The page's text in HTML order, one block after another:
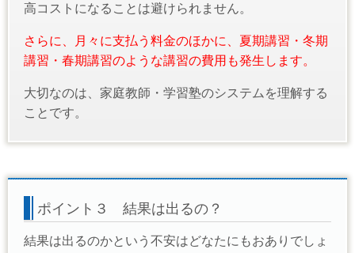
高コストになることは避けられません。
さらに、月々に支払う料金のほかに、夏期講習・冬期
講習・春期講習のような講習の費用も発生します。
大切なのは、家庭教師・学習塾のシステムを理解する
ことです。
ポイント３ 結果は出るの？
結果は出るのかという不安はどなたにもおありでしょ